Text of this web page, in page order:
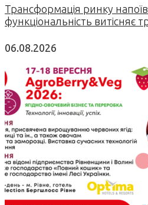
Трансформація ринку
функціональність витісняє
06.08.2026